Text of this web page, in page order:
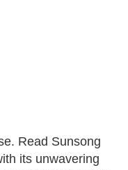
Read Sunsong
its unwavering